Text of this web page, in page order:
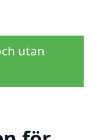
utan